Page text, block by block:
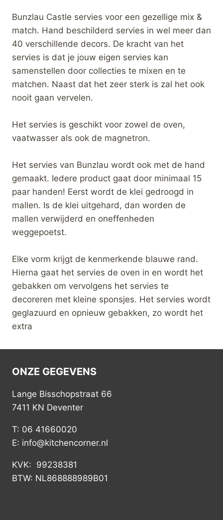
Bunzlau Castle servies voor een gezellige mix &
match. Hand beschilderd servies in wel meer dan
40 verschillende decors. De kracht van het
servies is dat je jouw eigen servies kan
samenstellen door collecties te mixen en te
matchen. Naast dat het zeer sterk is zal het ook
nooit gaan vervelen.
Het servies is geschikt voor zowel de oven,
vaatwasser als ook de magnetron.
Het servies van Bunzlau wordt ook met de hand
gemaakt. Iedere product gaat door minimaal 15
paar handen! Eerst wordt de klei gedroogd in
mallen. Is de klei uitgehard, dan worden de
mallen verwijderd en oneffenheden
weggepoetst.
Elke vorm krijgt de kenmerkende blauwe rand.
Hierna gaat het servies de oven in en wordt het
gebakken om vervolgens het servies te
decoreren met kleine sponsjes. Het servies wordt
geglazuurd en opnieuw gebakken, zo wordt het
extra
ONZE GEGEVENS
Lange Bisschopstraat 66
7411 KN Deventer
T: 06 41660020
E: info@kitchencorner.nl
KVK: 99238381
BTW: NL868888989B01